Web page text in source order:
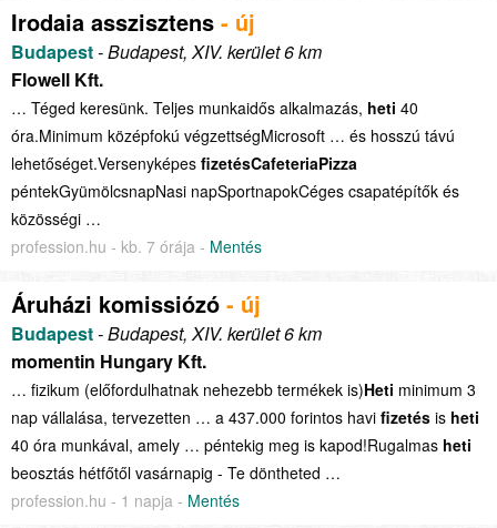
Irodaia asszisztens - új
Budapest- Budapest, XIV. kerület 6 km
Flowell Kft.
… Téged keresünk. Teljes munkaidős alkalmazás, heti 40
óra.Minimum középfokú végzettségMicrosoft … és hosszú távú
lehetőséget.Versenyképes fizetésCafeteriaPizza
péntekGyümölcsnapNasi napSportnapokCéges csapatépítők és
közösségi …
profession.hu - kb. 7 órája - Mentés
Áruházi komissiózó - új
Budapest- Budapest, XIV. kerület 6 km
momentin Hungary Kft.
… fizikum (előfordulhatnak nehezebb termékek is)Heti minimum 3
nap vállalása, tervezetten … a 437.000 forintos havi fizetés is heti
40 óra munkával, amely … péntekig meg is kapod!Rugalmas heti
beosztás hétfőtől vasárnapig - Te döntheted …
profession.hu - 1 napja - Mentés